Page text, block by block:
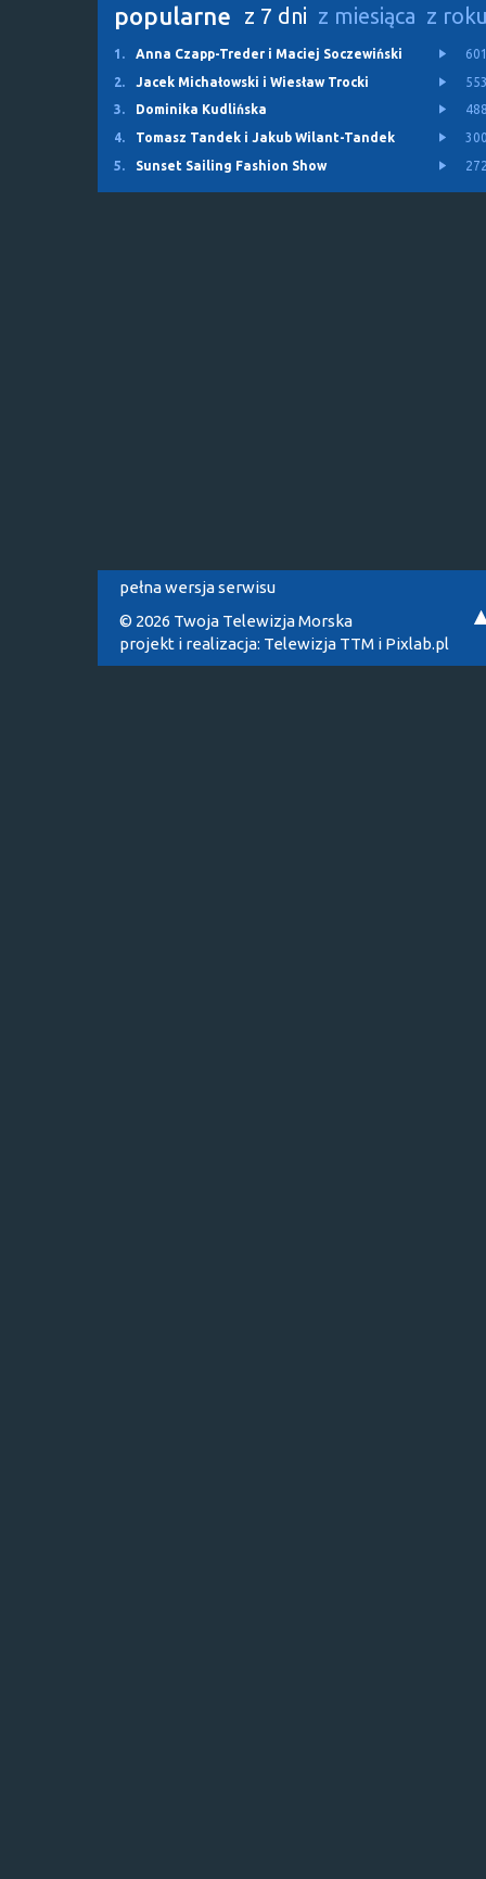
popularne z 7 dni z miesiąca z
1. Anna Czapp-Treder i Maciej Soczewiński
2.
Jacek Michałowski i Wiesław Trocki
3.
Dominika Kudlińska
4.
Tomasz Tandek i Jakub Wilant-Tandek
5.
Sunset Sailing Fashion Show
pełna wersja serwisu
© 2026 Twoja Telewizja Morska
projekt i realizacja: Telewizja TTM i Pixlab.pl